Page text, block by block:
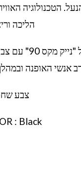
הטכנולוגיה
הליכה
עם השנים,
אנשי האופנה
צבע
: Black